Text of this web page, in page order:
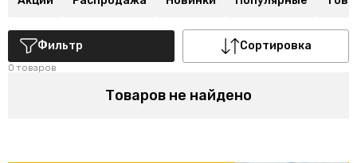
Фильтр Сортировка
0 товаров
Товаров не найдено